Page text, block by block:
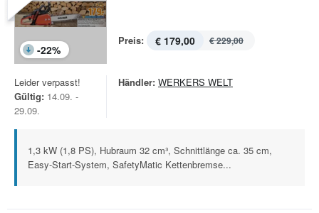
-22%
Preis: € 179,00 € 229,00
Leider verpasst!
Gültig: 14.09. -
29.09.
Händler: WERKERS WELT
1,3 kW (1,8 PS), Hubraum 32 cm³, Schnittlänge ca. 35 cm,
Easy-Start-System, SafetyMatic Kettenbremse...